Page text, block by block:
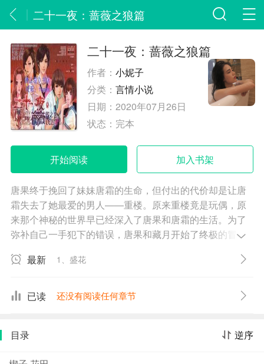
二十一夜：蔷薇之狼篇
二十一夜：蔷薇之狼篇
作者：小妮子
分类：言情小说
日期：2020年07月26日
状态： 完本
开始阅读 加入书架
唐果终于挽回了妹妹唐霜的生命，但付出的代价却是让唐
霜失去了她最爱的男人——重楼。原来重楼竟是玩偶，原
来那个神秘的世界早已经深入了唐果和唐霜的生活。为了
弥补自己一手犯下的错误，唐果和藏月开始了终极的冒险
烬。以为这没什么，不过是一场交易，那个叫藏月的家伙
了，完全错了。玩偶到底是一个怎样的词，代表着怎样的
最新 1、盛花
已读 还没有阅读任何章节
逆序
目录